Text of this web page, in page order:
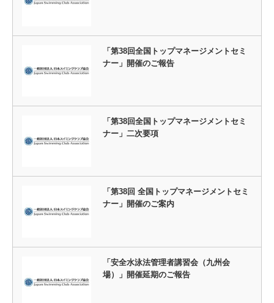
「第38回全国トップマネージメントセミ
ナー」開催のご報告
「第38回全国トップマネージメントセミ
ナー」二次要項
「第38回 全国トップマネージメントセミ
ナー」開催のご案内
「安全水泳法管理者講習会（九州会
場）」開催延期のご報告